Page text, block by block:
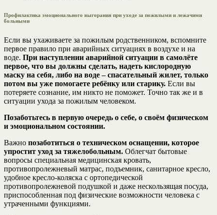
Профилактика эмоционального выгорания при уходе за пожилыми и лежачими
больными
Если вы ухаживаете за пожилым родственником, вспомните
первое правило при аварийных ситуациях в воздухе и на
воде. При наступлении аварийной ситуации в самолёте
первое, что вы должны сделать, надеть кислородную
маску на себя, либо на воде – спасательный жилет, только
потом вы уже помогаете ребёнку или старику. Если вы
потеряете сознание, им никто не поможет. Точно так же и в
ситуации ухода за пожилым человеком.
Позаботьтесь в первую очередь о себе, о своём физическом
и эмоциональном состоянии.
Важно позаботиться о техническом оснащении, которое
упростит уход за тяжелобольным. Облегчат бытовые
вопросы специальная медицинская кровать,
противопролежневый матрас, подъемник, санитарное кресло,
удобное кресло-коляска с ортопедической
противопролежневой подушкой и даже нескользящая посуда,
приспособленная под физические возможности человека с
утраченными функциями.